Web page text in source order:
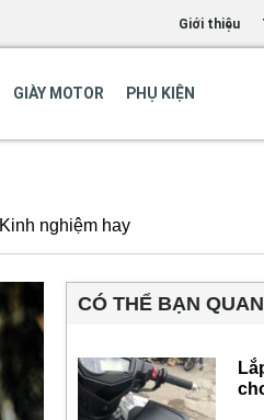
Giới thiệu
GIÀY MOTOR PHỤ KIỆN
Kinh nghiệm hay
CÓ THỂ BẠN